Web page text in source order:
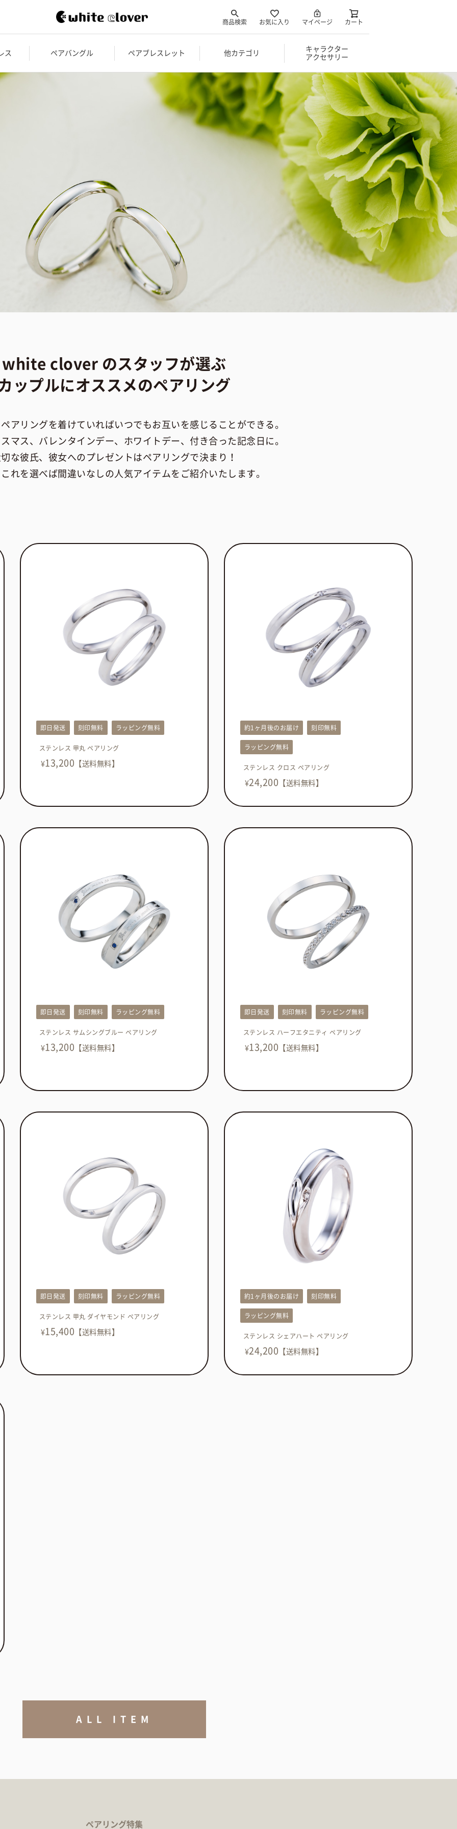
商品検索 お気に入り マイページ カート
ス ペアバングル ペアブレスレット 他カテゴリ
キャラクター
アクセサリー
white clover のスタッフが選ぶ
ップルにオススメのペアリング
アリングを着けていればいつでもお互いを感じることができる。
マス、バレンタインデー、ホワイトデー、付き合った記念日に。
な彼氏、彼女へのプレゼントはペアリングで決まり！
れを選べば間違いなしの人気アイテムをご紹介いたします。
即日発送 刻印無料 ラッピング無料
ステンレス 甲丸 ペアリング
13,200
約1ヶ月後のお届け 刻印無料
ラッピング無料
ステンレス クロス ペアリング
24,200
即日発送 刻印無料 ラッピング無料
ステンレス サムシングブルー ペアリング
13,200
即日発送 刻印無料 ラッピング無料
ステンレス ハーフエタニティ ペアリング
13,200
即日発送 刻印無料 ラッピング無料
ステンレス 甲丸 ダイヤモンド ペアリング
15,400
約1ヶ月後のお届け 刻印無料
ラッピング無料
ステンレス シェアハート ペアリング
24,200
ALL ITEM
ペアリング特集